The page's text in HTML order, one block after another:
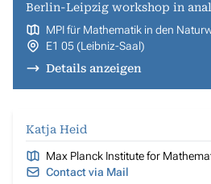
Berlin-Leipzig workshop in
MPI für Mathematik in den
E1 05 (Leibniz-Saal)
Details anzeigen
Katja Heid
Max Planck Institute for
Contact via Mail